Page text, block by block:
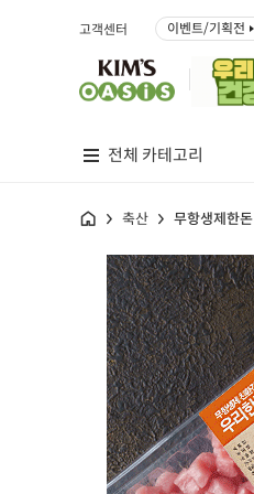
고객센터 이벤트/기획전
전체 카테고리
홈 축산 무항생제한돈